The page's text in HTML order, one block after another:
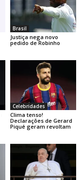
Brasil
Justiça nega novo
pedido de Robinho
Celebridades
Clima tenso!
Declarações de Gerard
Piqué geram revoltam